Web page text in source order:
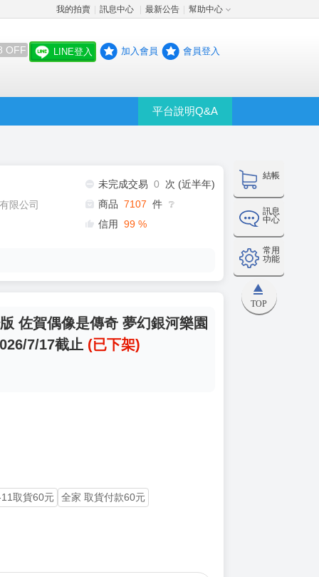
我的拍賣 訊息中心 最新公告 幫助中心
OFF LINE登入 加入會員 會員登入
平台說明Q&A
結帳
訊息
中心
常用
功能
TOP
限公司
未完成交易 0
次 (近半年)
商品 7107 件 ❔
信用 99 %
佐賀偶像是傳奇 夢幻銀河樂園
7/17截止 (已下架)
取貨60元
全家 取貨付款60元